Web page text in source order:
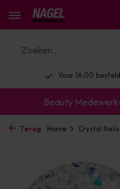
Voor 16:00
Beauty
Terug Home Crystal